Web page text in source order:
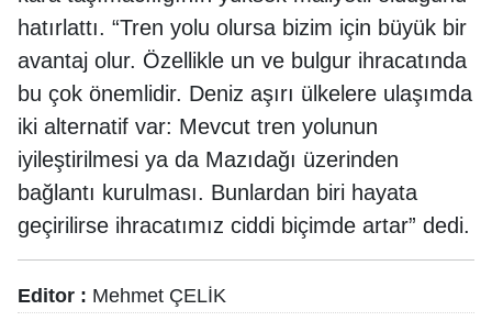
hatırlattı. “Tren yolu olursa bizim için büyük bir
avantaj olur. Özellikle un ve bulgur ihracatında
bu çok önemlidir. Deniz aşırı ülkelere ulaşımda
iki alternatif var: Mevcut tren yolunun
iyileştirilmesi ya da Mazıdağı üzerinden
bağlantı kurulması. Bunlardan biri hayata
geçirilirse ihracatımız ciddi biçimde artar” dedi.
Editor : Mehmet ÇELİK